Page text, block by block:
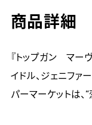
商品詳細
『トップガン　マー
イドル、ジェニファ
パーマーケットは、“